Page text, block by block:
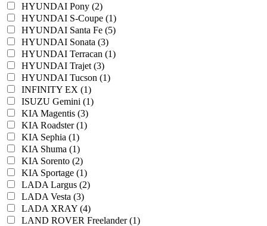
HYUNDAI Pony (2)
HYUNDAI S-Coupe (1)
HYUNDAI Santa Fe (5)
HYUNDAI Sonata (3)
HYUNDAI Terracan (1)
HYUNDAI Trajet (3)
HYUNDAI Tucson (1)
INFINITY EX (1)
ISUZU Gemini (1)
KIA Magentis (3)
KIA Roadster (1)
KIA Sephia (1)
KIA Shuma (1)
KIA Sorento (2)
KIA Sportage (1)
LADA Largus (2)
LADA Vesta (3)
LADA XRAY (4)
LAND ROVER Freelander (1)